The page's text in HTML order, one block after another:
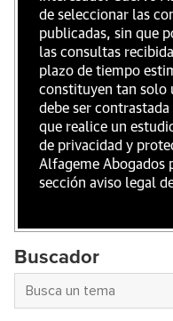
de seleccionar las
publicadas, sin que
las consultas
plazo de tiempo
constituyen tan solo
debe ser
que realice un
de privacidad y
Alfageme Abogados
sección aviso legal
Buscador